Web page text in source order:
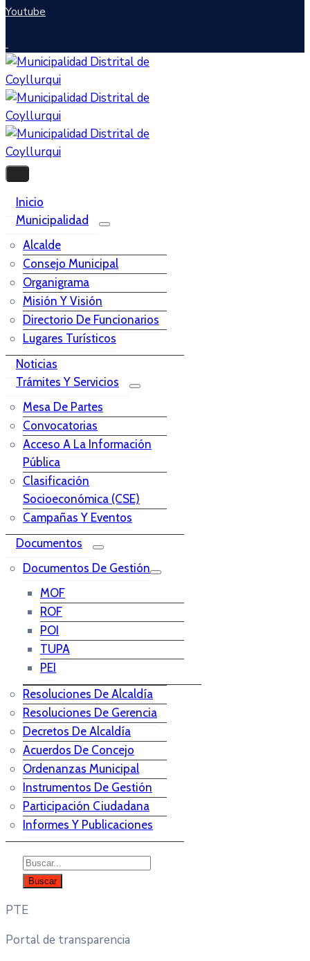
Youtube
Inicio
Municipalidad
Alcalde
Consejo Municipal
Organigrama
Misión Y Visión
Directorio De Funcionarios
Lugares Turísticos
Noticias
Trámites Y Servicios
Mesa De Partes
Convocatorias
Acceso A La Información
Pública
Clasificación
Socioeconómica (CSE)
Campañas Y Eventos
Documentos
Documentos De Gestión
MOF
ROF
POI
TUPA
PEI
Resoluciones De Alcaldía
Resoluciones De Gerencia
Decretos De Alcaldía
Acuerdos De Concejo
Ordenanzas Municipal
Instrumentos De Gestión
Participación Ciudadana
Informes Y Publicaciones
PTE
Portal de transparencia